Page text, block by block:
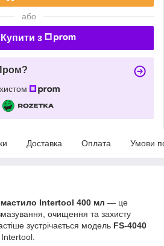
або
Купити з
Доставка Оплата Умови
Intertool 400 мл — це
очищення та захисту
зустрічається модель FS-4040
Intertool.